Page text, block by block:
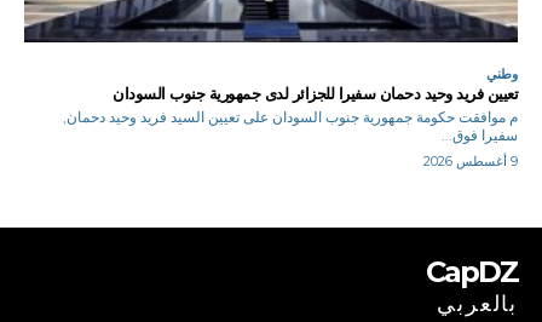
وطني
تعيين فريد وحيد دحمان سفيرا للجزائر لدى جمهورية جنوب السودان
م موافقت حكومة جمهورية جنوب السودان على تعيين السيد فريد وحيد دحمان,
سفيرا فوق...
9 أغسطس 2026
CapDZ
بالعربي